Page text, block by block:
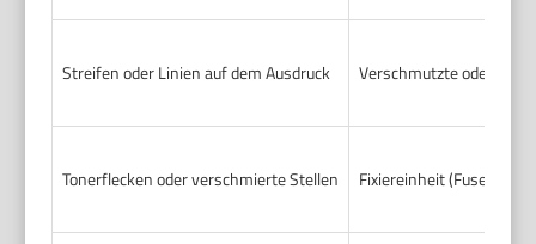
Streifen oder Linien auf dem Ausdruck Verschmutzte oder
Tonerflecken oder verschmierte Stellen Fixiereinheit (Fuser)